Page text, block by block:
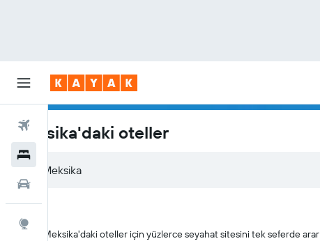
Uçuşlar
Meksika'daki oteller
KAYAK Meksika'daki oteller için yüzlerce seyahat sitesini tek seferde arar